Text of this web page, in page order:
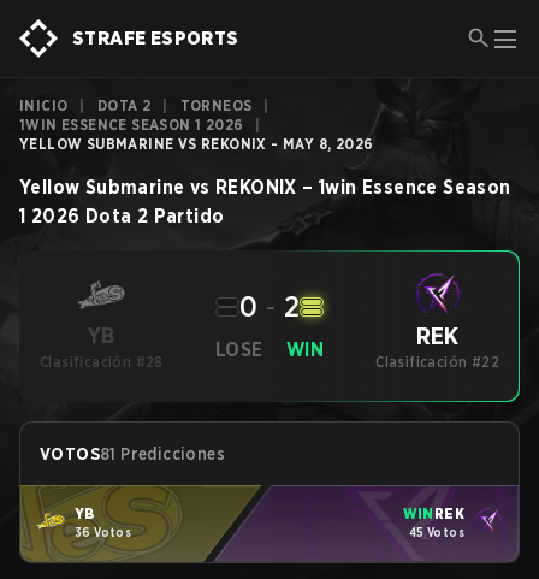
STRAFE ESPORTS
INICIO DOTA 2 TORNEOS
1WIN ESSENCE SEASON 1 2026
YELLOW SUBMARINE VS REKONIX - MAY 8, 2026
Yellow Submarine vs REKONIX –1win Essence Season
1 2026 Dota 2 Partido
YB
Clasificación #28
LOSE
0 - 2
WIN REK
Clasificación #22
VOTOS81 Predicciones
YB
36 Votos
WIN REK
45 Votos